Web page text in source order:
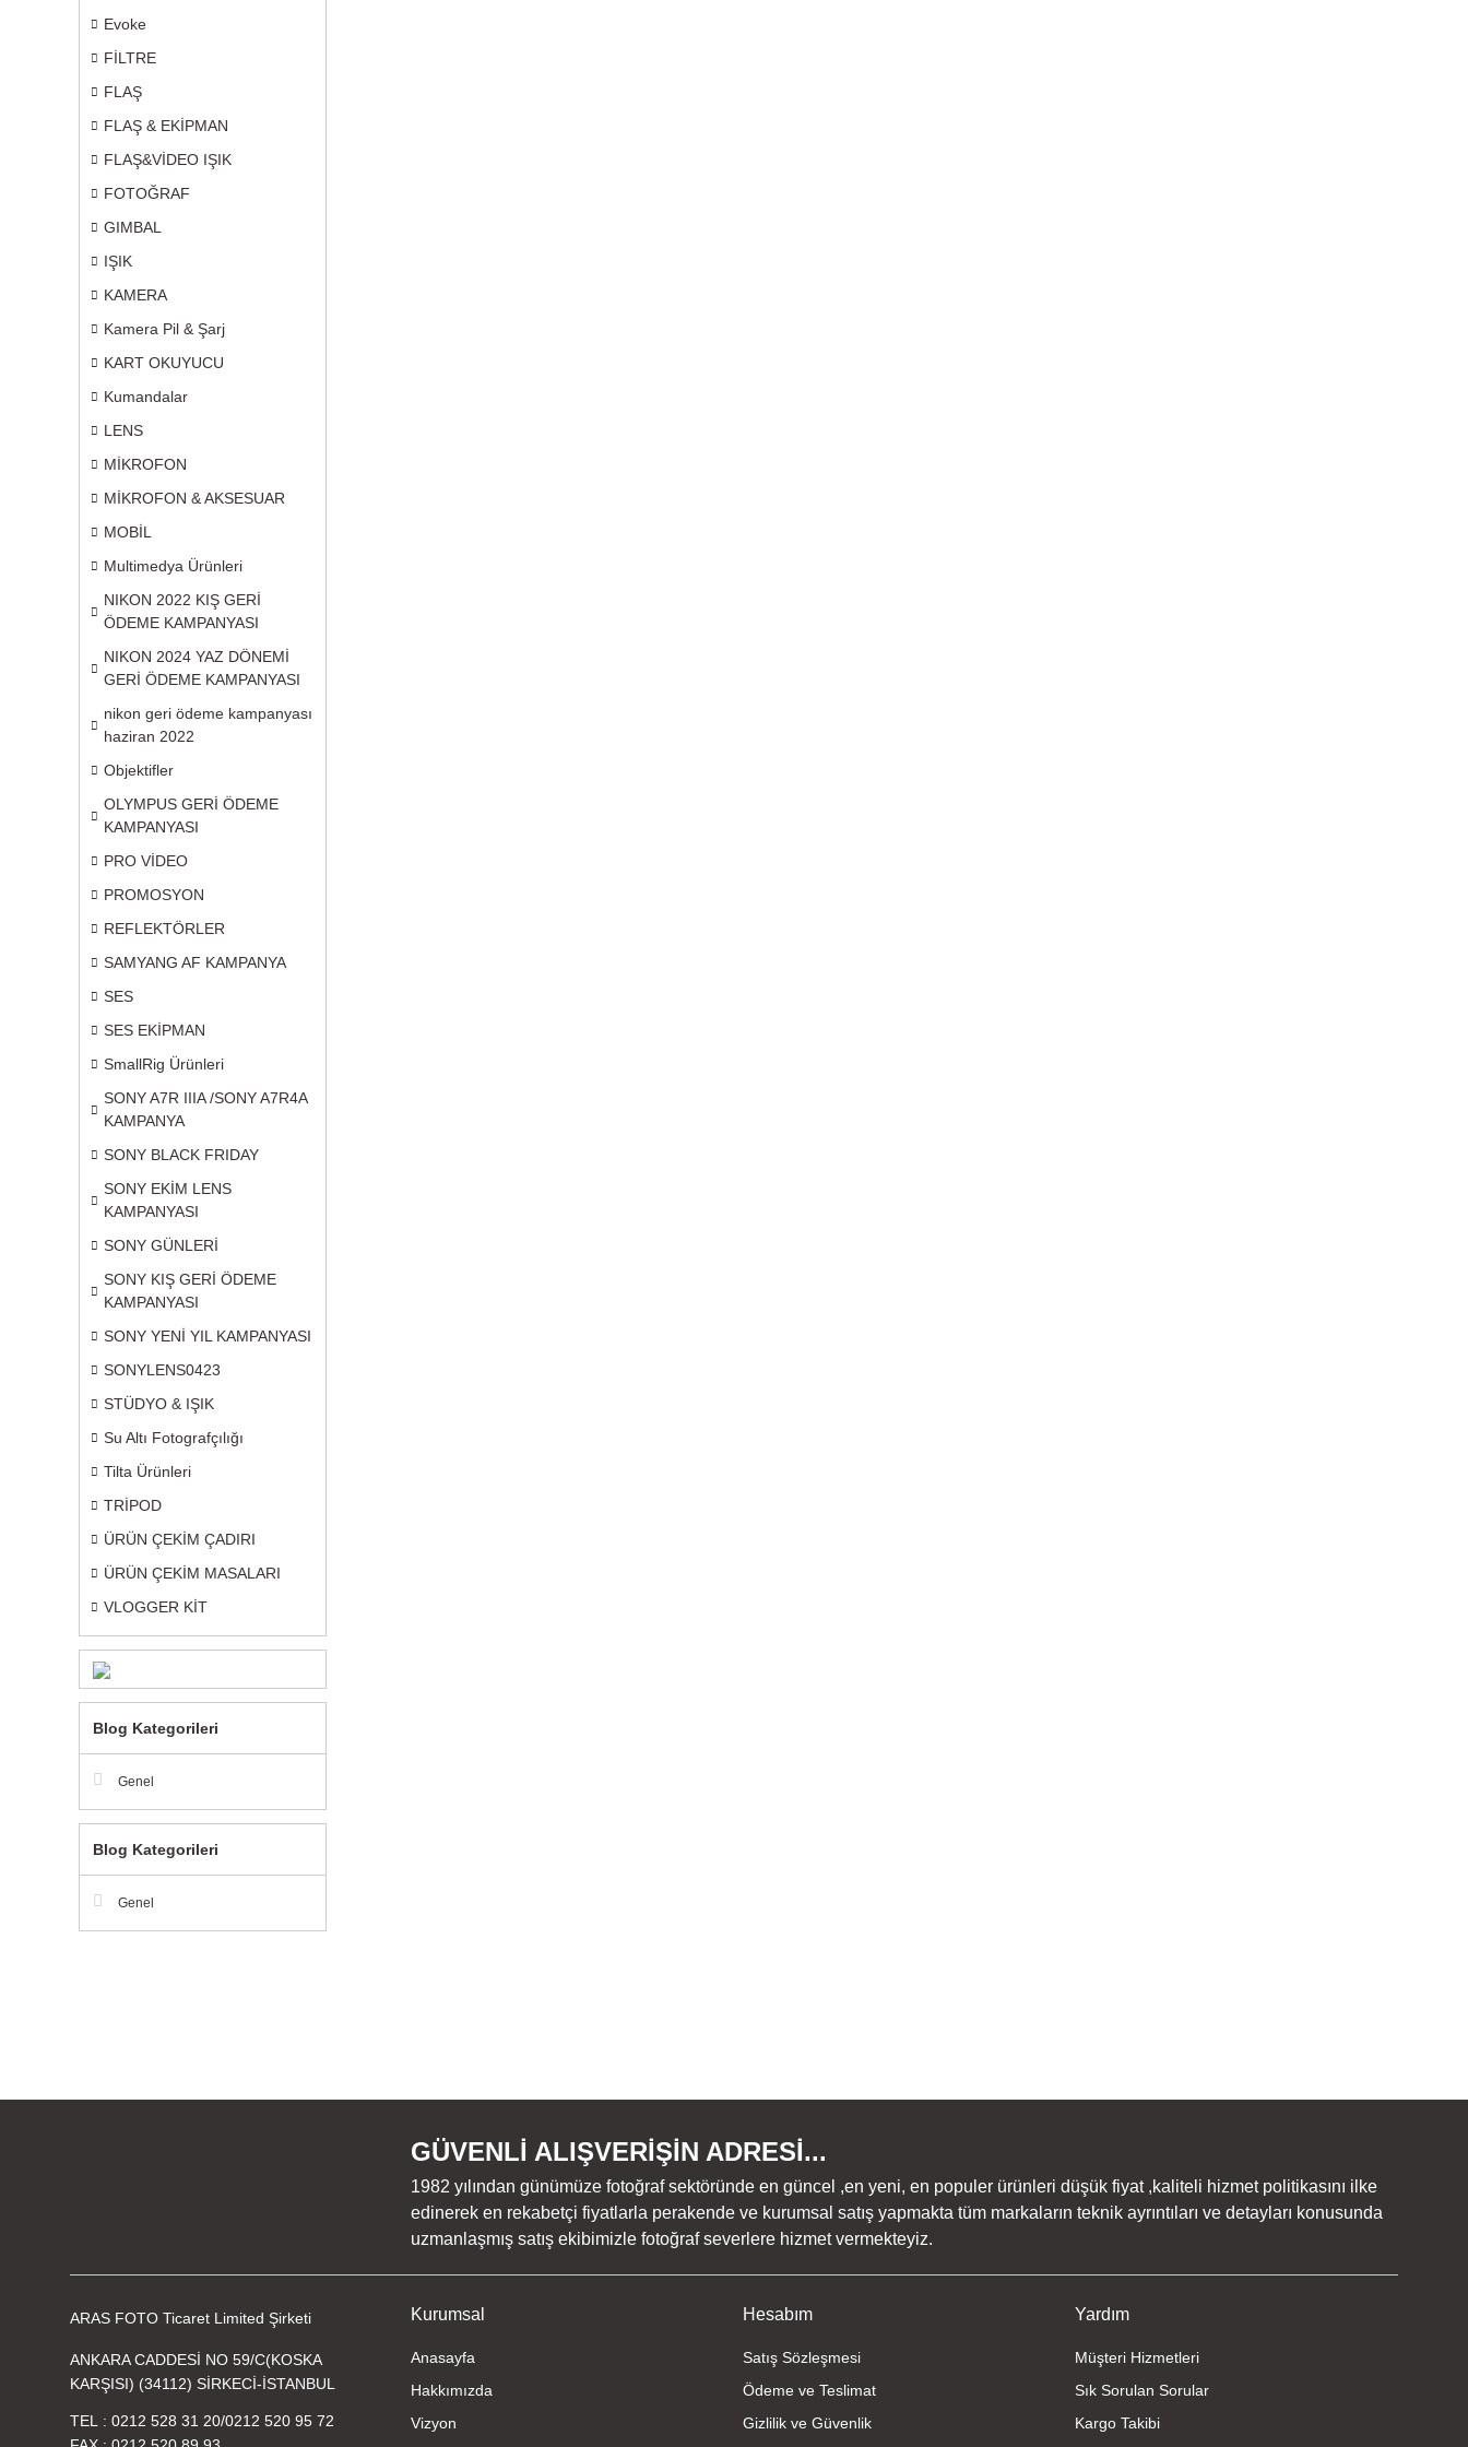
Evoke
FİLTRE
FLAŞ
FLAŞ & EKİPMAN
FLAŞ&VİDEO IŞIK
FOTOĞRAF
GIMBAL
IŞIK
KAMERA
Kamera Pil & Şarj
KART OKUYUCU
Kumandalar
LENS
MİKROFON
MİKROFON & AKSESUAR
MOBİL
Multimedya Ürünleri
NIKON 2022 KIŞ GERİ
ÖDEME KAMPANYASI
NIKON 2024 YAZ DÖNEMİ
GERİ ÖDEME KAMPANYASI
nikon geri ödeme kampanyası
haziran 2022
Objektifler
OLYMPUS GERİ ÖDEME
KAMPANYASI
PRO VİDEO
PROMOSYON
REFLEKTÖRLER
SAMYANG AF KAMPANYA
SES
SES EKİPMAN
SmallRig Ürünleri
SONY A7R IIIA /SONY A7R4A
KAMPANYA
SONY BLACK FRIDAY
SONY EKİM LENS
KAMPANYASI
SONY GÜNLERİ
SONY KIŞ GERİ ÖDEME
KAMPANYASI
SONY YENİ YIL KAMPANYASI
SONYLENS0423
STÜDYO & IŞIK
Su Altı Fotografçılığı
Tilta Ürünleri
TRİPOD
ÜRÜN ÇEKİM ÇADIRI
ÜRÜN ÇEKİM MASALARI
VLOGGER KİT
Blog Kategorileri
Genel
Blog Kategorileri
Genel
GÜVENLİ ALIŞVERİŞİN ADRESİ...
1982 yılından günümüze fotoğraf sektöründe en güncel ,en yeni, en populer ürünleri düşük fiyat ,kaliteli hizmet politikasını ilke
edinerek en rekabetçi fiyatlarla perakende ve kurumsal satış yapmakta tüm markaların teknik ayrıntıları ve detayları konusunda
uzmanlaşmış satış ekibimizle fotoğraf severlere hizmet vermekteyiz.
ARAS FOTO Ticaret Limited Şirketi
ANKARA CADDESİ NO 59/C(KOSKA
KARŞISI) (34112) SİRKECİ-İSTANBUL
TEL 0212 528 31 20/0212 520 95 72
Kurumsal
Anasayfa
Hakkımızda
Vizyon
Hesabım
Satış Sözleşmesi
Ödeme ve Teslimat
Gizlilik ve Güvenlik
Yardım
Müşteri Hizmetleri
Sık Sorulan Sorular
Kargo Takibi